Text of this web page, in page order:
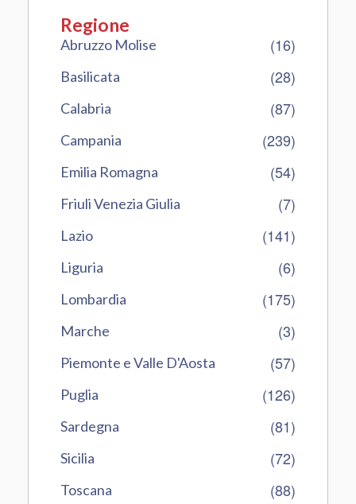
Regione
Abruzzo Molise (16)
Basilicata (28)
Calabria (87)
Campania (239)
Emilia Romagna (54)
Friuli Venezia Giulia (7)
Lazio (141)
Liguria (6)
Lombardia (175)
Marche (3)
Piemonte e Valle D'Aosta (57)
Puglia (126)
Sardegna (81)
Sicilia (72)
Toscana (88)